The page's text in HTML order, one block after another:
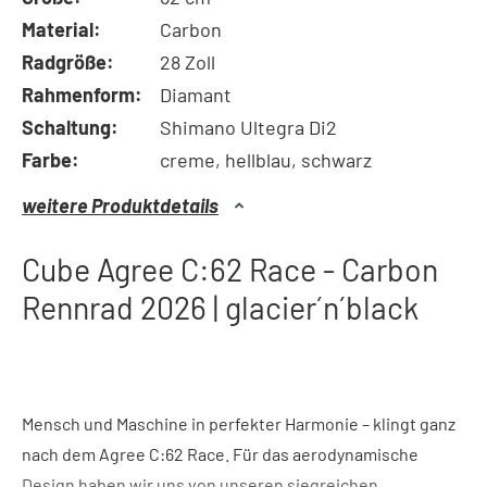
Material:
Carbon
Radgröße:
28 Zoll
Rahmenform:
Diamant
Schaltung:
Shimano Ultegra Di2
Farbe:
creme, hellblau, schwarz
weitere Produktdetails
Cube Agree C:62 Race - Carbon
Rennrad 2026 | glacier´n´black
Mensch und Maschine in perfekter Harmonie – klingt ganz
nach dem Agree C:62 Race. Für das aerodynamische